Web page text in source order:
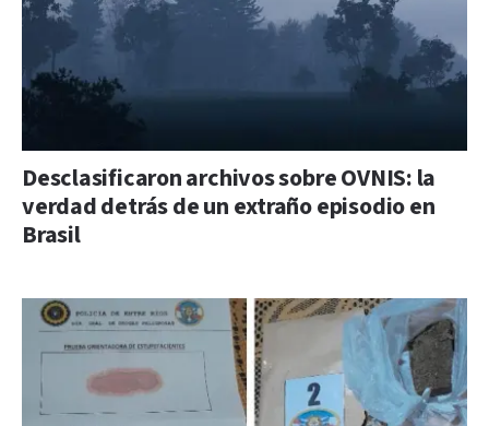
Desclasificaron archivos sobre OVNIS: la
verdad detrás de un extraño episodio en
Brasil